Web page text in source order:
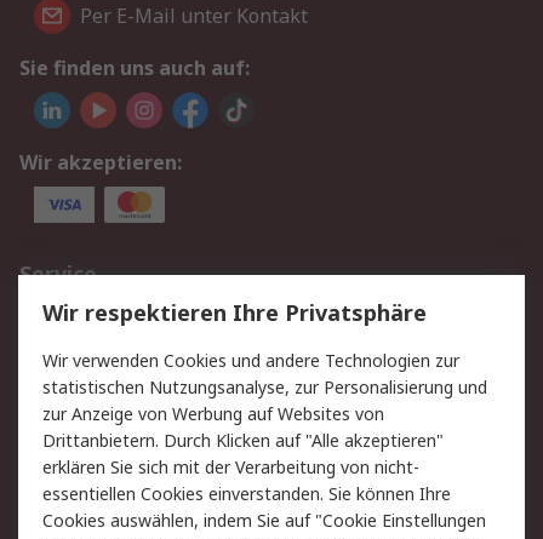
Per E-Mail unter Kontakt
Sie finden uns auch auf:
Wir akzeptieren:
Service
Value Added Services
Lieferlösungen
Rücksendungen
Kontakt
Hilfe
Rechtliches
AGB
Datenschutz
Cookie-Richtlinie
Zahlungsbedingungen
Wir respektieren Ihre Privatsphäre
Wir verwenden Cookies und andere Technologien zur
statistischen Nutzungsanalyse, zur Personalisierung und
zur Anzeige von Werbung auf Websites von
Drittanbietern. Durch Klicken auf "Alle akzeptieren"
erklären Sie sich mit der Verarbeitung von nicht-
essentiellen Cookies einverstanden. Sie können Ihre
Cookies auswählen, indem Sie auf "Cookie Einstellungen